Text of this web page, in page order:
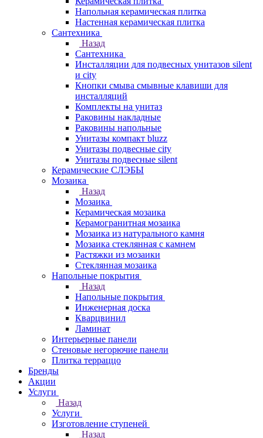
Напольная керамическая плитка
Настенная керамическая плитка
Сантехника
Назад
Сантехника
Инсталляции для подвесных унитазов silent
и city
Кнопки смыва смывные клавиши для
инсталляций
Комплекты на унитаз
Раковины накладные
Раковины напольные
Унитазы компакт bluzz
Унитазы подвесные city
Унитазы подвесные silent
Керамические СЛЭБЫ
Мозаика
Назад
Мозаика
Керамическая мозаика
Керамогранитная мозаика
Мозаика из натурального камня
Мозаика стеклянная с камнем
Растяжки из мозаики
Стеклянная мозаика
Напольные покрытия
Назад
Напольные покрытия
Инженерная доска
Кварцвинил
Ламинат
Интерьерные панели
Стеновые негорючие панели
Плитка терраццо
Бренды
Акции
Услуги
Назад
Услуги
Изготовление ступеней
Назад